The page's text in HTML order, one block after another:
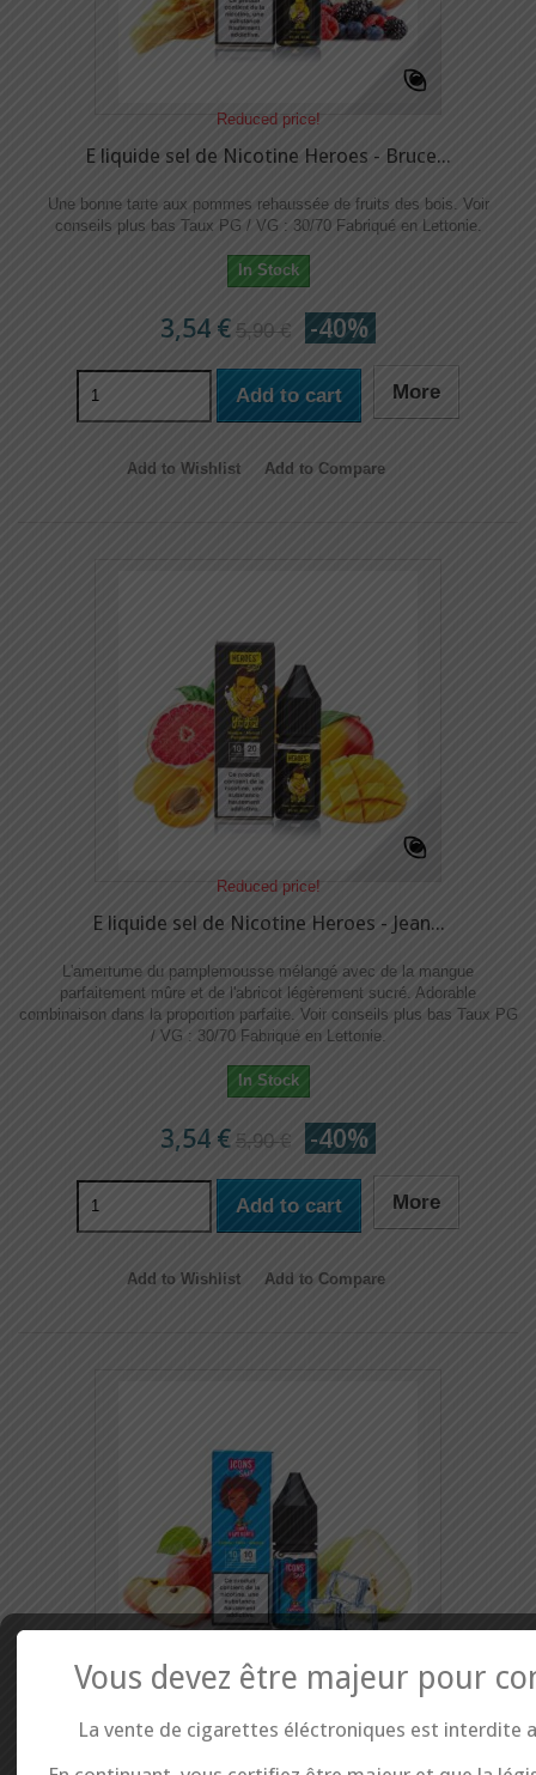
Reduced price!
E liquide sel de Nicotine Heroes - Bruce...
Une bonne tarte aux pommes rehaussée de fruits des bois. Voir
conseils plus bas Taux PG / VG : 30/70 Fabriqué en Lettonie.
In Stock
3,54 € 5,90 € -40%
Add to cart More
Add to Wishlist Add to Compare
Reduced price!
E liquide sel de Nicotine Heroes - Jean...
L'amertume du pamplemousse mélangé avec de la mangue
parfaitement mûre et de l'abricot légèrement sucré. Adorable
combinaison dans la proportion parfaite. Voir conseils plus bas Taux PG
/ VG : 30/70 Fabriqué en Lettonie.
In Stock
3,54 € 5,90 € -40%
Add to cart More
Add to Wishlist Add to Compare
E liquide sel de Nicotine Icons - Jimmy...
Vous devez être majeur pour
La vente de cigarettes éléctroniques est interdite